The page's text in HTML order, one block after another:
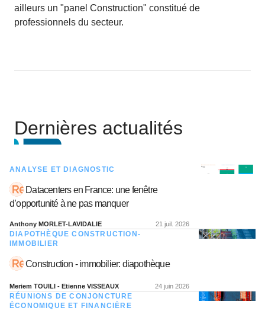
ailleurs un "panel Construction" constitué de
professionnels du secteur.
Dernières actualités
ANALYSE ET DIAGNOSTIC
Datacenters en France: une fenêtre
d’opportunité à ne pas manquer
Anthony MORLET-LAVIDALIE 21 juil. 2026
DIAPOTHÈQUE CONSTRUCTION-
IMMOBILIER
Construction - immobilier: diapothèque
Meriem TOUILI - Etienne VISSEAUX 24 juin 2026
RÉUNIONS DE CONJONCTURE
ÉCONOMIQUE ET FINANCIÈRE